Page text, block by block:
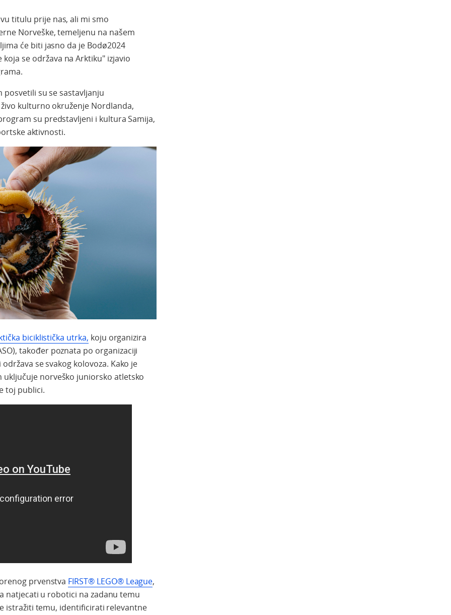
titulu prije nas, ali mi smo
Norveške, temeljenu na našem
će biti jasno da je Bodø2024
se održava na Arktiku" izjavio
su se sastavljanju
kulturno okruženje Nordlanda,
su predstavljeni i kultura Samija,
aktivnosti.
biciklistička utrka, koju organizira
također poznata po organizaciji
se svakog kolovoza. Kako je
norveško juniorsko atletsko
toj publici.
prvenstva FIRST® LEGO® League,
natjecati u robotici na zadanu temu
istražiti temu, identificirati relevantne